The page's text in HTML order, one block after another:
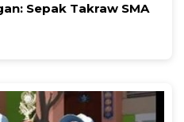
Sepak Takraw SMA